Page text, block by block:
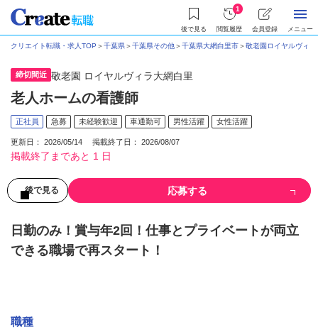
後で見る
1
閲覧履歴 会員登録 メニュー
クリエイト転職・求人TOP ＞千葉県＞千葉県その他＞千葉県大網白里市＞敬老園ロイヤルヴィ
締切間近 敬老園 ロイヤルヴィラ大網白里
老人ホームの看護師
正社員 急募 未経験歓迎 車通勤可 男性活躍 女性活躍
更新日： 2026/05/14 掲載終了日： 2026/08/07
掲載終了まであと 1 日
後で見る 応募する
日勤のみ！賞与年2回！仕事とプライベートが両立
できる職場で再スタート！
職種